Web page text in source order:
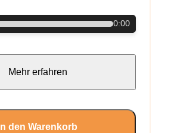
0:00
Mehr erfahren
In den Warenkorb